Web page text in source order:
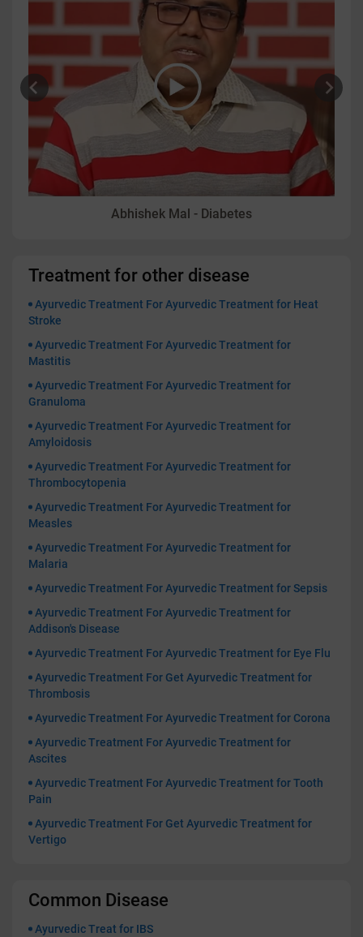
Vidit Aggarwal - Psoriasis
Treatment for other disease
Ayurvedic Treatment For Ayurvedic Treatment for Heat
Stroke
Ayurvedic Treatment For Ayurvedic Treatment for
Mastitis
Ayurvedic Treatment For Ayurvedic Treatment for
Granuloma
Ayurvedic Treatment For Ayurvedic Treatment for
Amyloidosis
Ayurvedic Treatment For Ayurvedic Treatment for
Thrombocytopenia
Ayurvedic Treatment For Ayurvedic Treatment for
Measles
Ayurvedic Treatment For Ayurvedic Treatment for
Malaria
Ayurvedic Treatment For Ayurvedic Treatment for Sepsis
Ayurvedic Treatment For Ayurvedic Treatment for
Addison's Disease
Ayurvedic Treatment For Ayurvedic Treatment for Eye Flu
Ayurvedic Treatment For Get Ayurvedic Treatment for
Thrombosis
Ayurvedic Treatment For Ayurvedic Treatment for Corona
Ayurvedic Treatment For Ayurvedic Treatment for
Ascites
Ayurvedic Treatment For Ayurvedic Treatment for Tooth
Pain
Ayurvedic Treatment For Get Ayurvedic Treatment for
Vertigo
Common Disease
Ayurvedic Treat for IBS